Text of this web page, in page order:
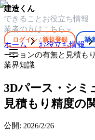
建造くん
できること お役立ち情報
業者の方はこちら
ログイン / 新規登録 業
ホーム お役立ち情報
ーションの有無と見積も
業界知識
3Dパース・シミ
見積もり精度の
公開: 2026/2/26